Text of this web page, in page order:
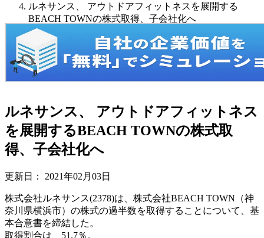
ルネサンス、 アウトドアフィットネスを展開する
BEACH TOWNの株式取得、子会社化へ
ルネサンス、 アウトドアフィットネス
を展開するBEACH TOWNの株式取
得、子会社化へ
更新日： 2021年02月03日
株式会社ルネサンス(2378)は、株式会社BEACH TOWN（神
奈川県横浜市）の株式の過半数を取得することについて、基
本合意書を締結した。
取得割合は、51.7％。